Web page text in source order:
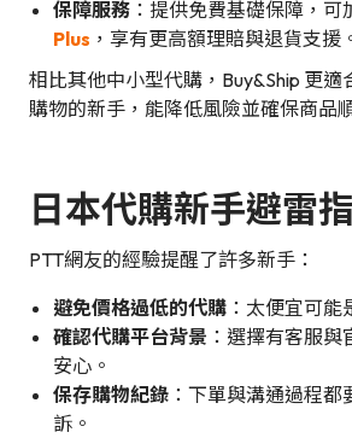
保障服務 ：提供免費基礎保障，可
Plus ，享有更高額理賠與退貨支援
相比其他中小型代購，Buy&Ship 更
購物的新手，能降低風險並確保商品
日本代購新手避雷
PTT網友的經驗提醒了許多新手：
避免價格過低的代購 ：太便宜可能
確認代購平台背景 ：選擇有客服
安心。
保存購物紀錄 ：下單與溝通過程都
訴。